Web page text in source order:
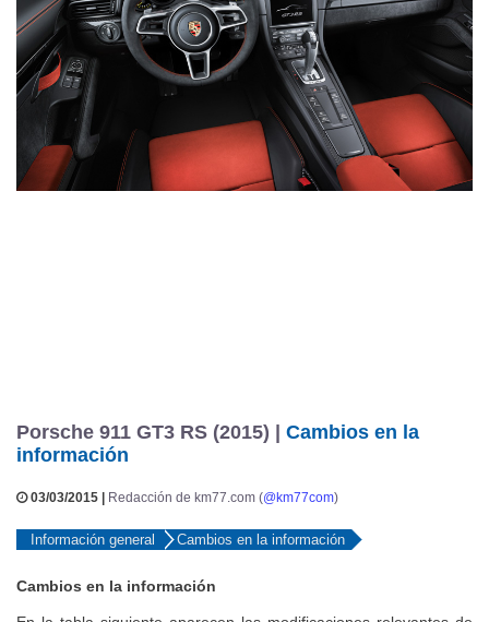
Porsche 911 GT3 RS (2015) | Cambios en la
información
03/03/2015 | Redacción de km77.com (@km77com)
Información general Cambios en la información
Cambios en la información